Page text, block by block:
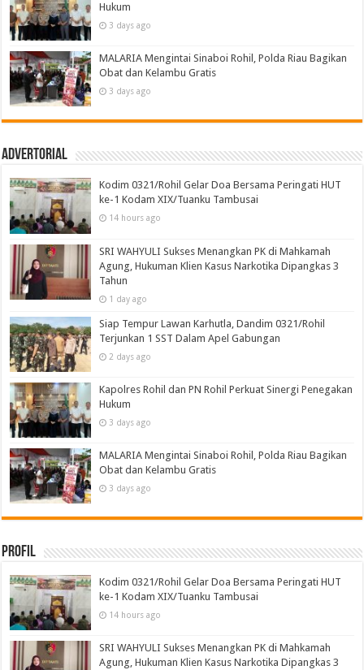
Hukum
3 days ago
MALARIA Mengintai Sinaboi Rohil, Polda Riau Bagikan
Obat dan Kelambu Gratis
3 days ago
Advertorial
Kodim 0321/Rohil Gelar Doa Bersama Peringati HUT
ke-1 Kodam XIX/Tuanku Tambusai
14 hours ago
SRI WAHYULI Sukses Menangkan PK di Mahkamah
Agung, Hukuman Klien Kasus Narkotika Dipangkas 3
Tahun
1 day ago
Siap Tempur Lawan Karhutla, Dandim 0321/Rohil
Terjunkan 1 SST Dalam Apel Gabungan
2 days ago
Kapolres Rohil dan PN Rohil Perkuat Sinergi Penegakan
Hukum
3 days ago
MALARIA Mengintai Sinaboi Rohil, Polda Riau Bagikan
Obat dan Kelambu Gratis
3 days ago
Profil
Kodim 0321/Rohil Gelar Doa Bersama Peringati HUT
ke-1 Kodam XIX/Tuanku Tambusai
14 hours ago
SRI WAHYULI Sukses Menangkan PK di Mahkamah
Agung, Hukuman Klien Kasus Narkotika Dipangkas 3